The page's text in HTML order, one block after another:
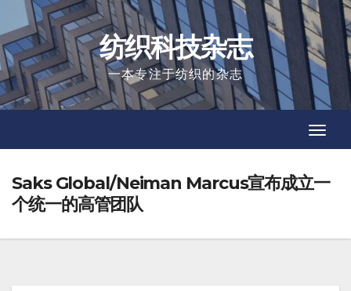
to
content
纺织科技杂志
一本专注于纺织的杂志
Saks Global/Neiman Marcus宣布成立一
个统一的高管团队